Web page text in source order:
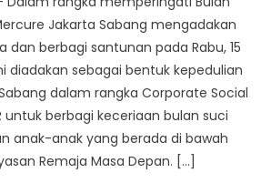
Jakarta Sabang mengadakan
dan berbagi santunan pada Rabu, 15
diadakan sebagai bentuk kepedulian
dalam rangka Corporate Social
untuk berbagi keceriaan bulan suci
anak-anak yang berada di bawah
Remaja Masa Depan. […]